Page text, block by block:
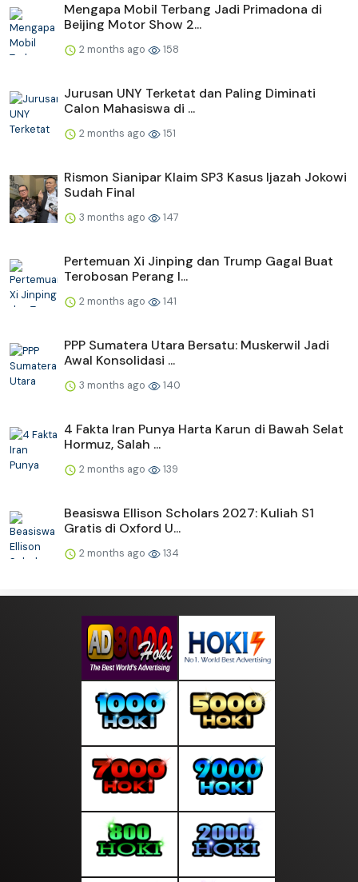
Mengapa Mobil Terbang Jadi Primadona di
Beijing Motor Show 2...
2 months ago 158
Jurusan UNY Terketat dan Paling Diminati
Calon Mahasiswa di ...
2 months ago 151
Rismon Sianipar Klaim SP3 Kasus Ijazah Jokowi
Sudah Final
3 months ago 147
Pertemuan Xi Jinping dan Trump Gagal Buat
Terobosan Perang I...
2 months ago 141
PPP Sumatera Utara Bersatu: Muskerwil Jadi
Awal Konsolidasi ...
3 months ago 140
4 Fakta Iran Punya Harta Karun di Bawah Selat
Hormuz, Salah ...
2 months ago 139
Beasiswa Ellison Scholars 2027: Kuliah S1
Gratis di Oxford U...
2 months ago 134